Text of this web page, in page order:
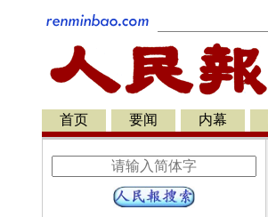
首页 要闻 内幕